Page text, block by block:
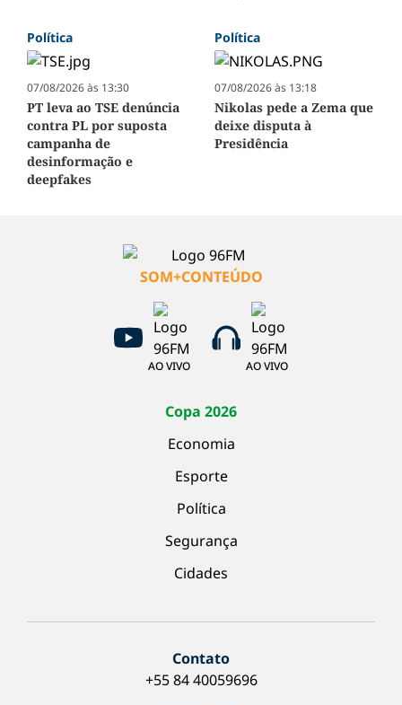
Política
07/08/2026 às 13:30
PT leva ao TSE denúncia
contra PL por suposta
campanha de
desinformação e
deepfakes
Política
07/08/2026 às 13:18
Nikolas pede a Zema que
deixe disputa à
Presidência
SOM+CONTEÚDO
AO VIVO AO VIVO
Copa 2026
Economia
Esporte
Política
Segurança
Cidades
Contato
+55 84 40059696